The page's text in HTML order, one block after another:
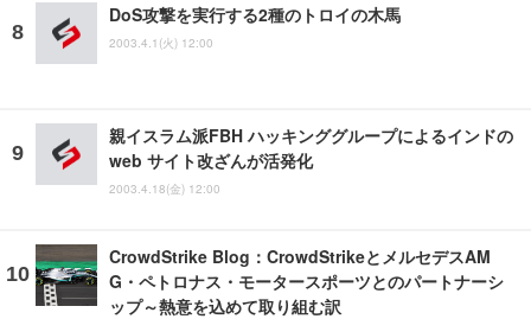
DoS攻撃を実行する2種のトロイの木馬
2003.4.1(火) 12:00
親イスラム派FBH ハッキンググループによるインドの
web サイト改ざんが活発化
2003.4.18(金) 12:00
CrowdStrike Blog：CrowdStrikeとメルセデスAM
G・ペトロナス・モータースポーツとのパートナーシ
ップ～熱意を込めて取り組む訳